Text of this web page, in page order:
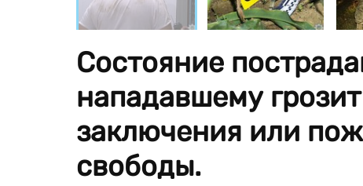
Состояние
нападавшему
заключения или
свободы.